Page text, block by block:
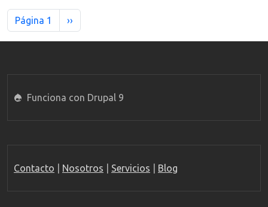
Paginación
Página 1 Siguiente página
››
Funciona con Drupal 9
Contacto Nosotros Servicios Blog